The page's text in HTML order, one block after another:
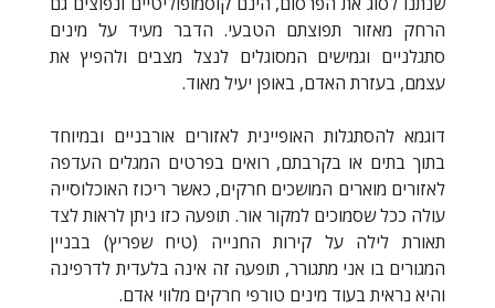
הרחק מאזור תפוצתם הטבעי. הדבר מעיד על מינים
סתגלניים וגמישים המסוגלים לנצל מצבים ולהפיץ את
עצמם, בעזרת האדם, באופן יעיל מאוד.
דוגמא להסתגלות האופיינית לאזורים אורבניים ובמיוחד
בתוך בתים או בקרבתם, רואים בפרטים המגלים העדפה
לאזורים מוארים המושכים חרקים, כאשר ריכוז האוכלוסייה
עולה ככל שסמוכים למקור אור. תופעה כזו ניתן לראות לצד
תאורת לילה על קירות החנייה (טיח שפריץ) בבניין
המגורים בו אני מתגורר, תופעה זה אינה בלעדית לדרפינה
והיא נראית בעוד מינים טורפי חרקים מלווי אדם.